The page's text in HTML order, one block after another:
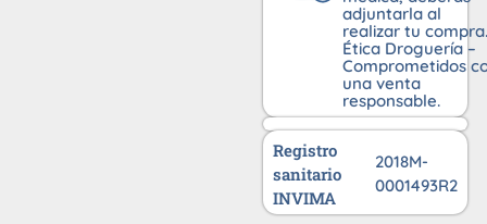
adjuntarla al
realizar tu compra.
Ética Droguería –
Comprometidos
una venta
responsable.
Registro
sanitario
INVIMA
2018M-
0001493R2